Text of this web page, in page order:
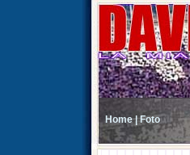
Home | Foto